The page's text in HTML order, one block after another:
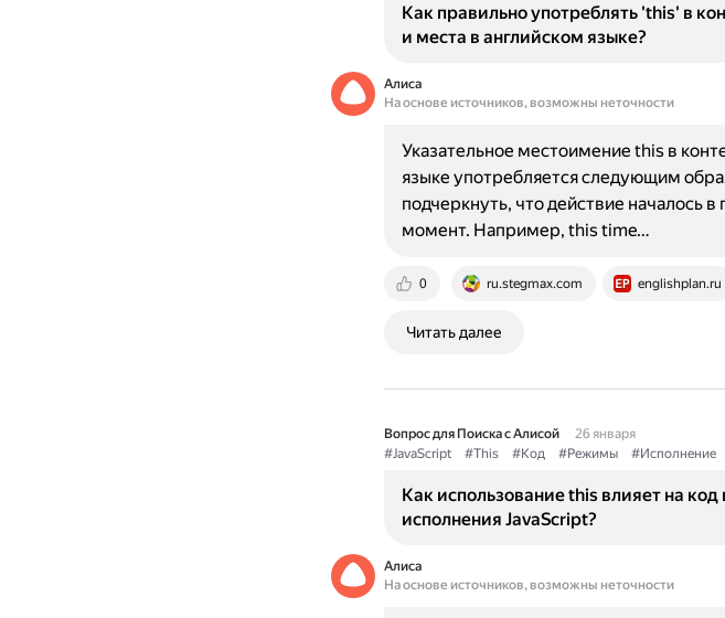
Как правильно употреблять 'this' в
и места в английском языке?
Алиса
На основе источников, возможны неточности
0 ru.stegmax.com englishplan.ru
Указательное местоимение this в
языке употребляется следующим
подчеркнуть, что действие началось
момент. Например, this time…
Читать далее
Вопрос для Поиска с Алисой
26 января
#JavaScript
#This #Код #Режимы #Исполнение
Как использование this влияет на
исполнения JavaScript?
Алиса
На основе источников, возможны неточности